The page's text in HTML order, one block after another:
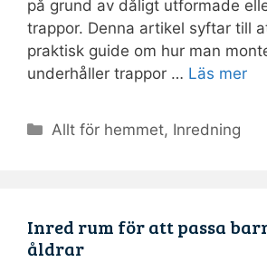
på grund av dåligt utformade
trappor. Denna artikel syftar till
praktisk guide om hur man
underhåller trappor … Läs mer
Kategorier
Allt för hemmet, Inredning
Inred rum för att passa
åldrar